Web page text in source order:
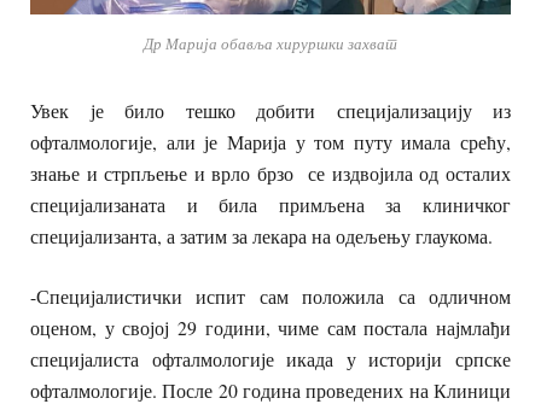
Др Марија обавља хируршки захват
Увек је било тешко добити специјализацију из
офталмологије, али је Марија у том путу имала срећу,
знање и стрпљење и врло брзо се издвојила од осталих
специјализаната и била примљена за клиничког
специјализанта, а затим за лекара на одељењу глаукома.
-Специјалистички испит сам положила са одличном
оценом, у својој 29 години, чиме сам постала најмлађи
специјалиста офталмологије икада у историји српске
офталмологије. После 20 година проведених на Клиници